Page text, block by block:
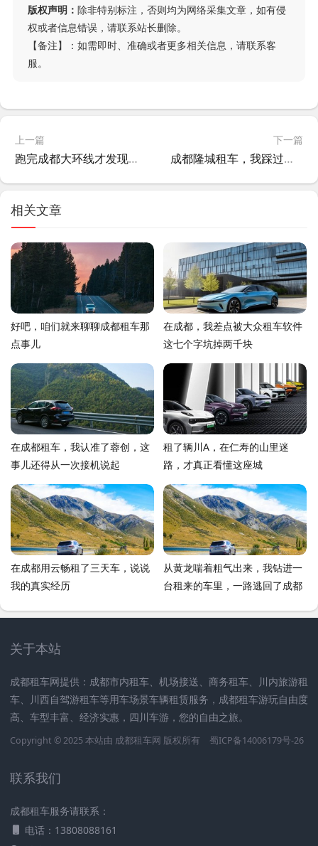
版权声明： 除非特别标注，否则均为网络采集文章，如有侵
权或者信息错误，请联系站长删除。
【备注】：如需即时、准确或者更多相关信息，请联系客
服。
上一篇
跑完成都大环线才发现，租车这件事水太深，这几点不注意准吃亏
下一篇
成都隆城租车，我踩过的坑和学到的经验
相关文章
好吧，咱们就来聊聊成都租车那
点事儿
在成都，我差点被大众租车软件
这七个字坑掉两千块
在成都租车，我认准了蓉创，这
事儿还得从一次接机说起
租了辆川A，在仁寿的山里迷
路，才真正看懂这座城
在成都用云畅租了三天车，说说
我的真实经历
从黄龙喘着粗气出来，我钻进一
台租来的车里，一路逃回了成都
关于本站
成都租车网提供：成都市内租车、机场接送、商务租车、川内旅游租
车、川西自驾游租车等用车场景车辆租赁服务，成都租车游玩自由度
高、车型丰富、经济实惠，四川车游，您的自由之旅。
Copyright © 2025 本站由 成都租车网 版权所有 蜀ICP备14006179号-26
联系我们
成都租车服务请联系：
电话：13808088161